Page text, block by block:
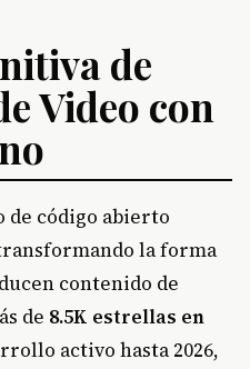
de
Video con
de código abierto
la forma
contenido de
de 8.5K estrellas en
activo hasta 2026,